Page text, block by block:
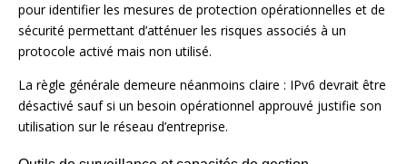
pour identifier les mesures de protection opérationnelles et de
sécurité permettant d’atténuer les risques associés à un
protocole activé mais non utilisé.
La règle générale demeure néanmoins claire : IPv6 devrait être
désactivé sauf si un besoin opérationnel approuvé justifie son
utilisation sur le réseau d’entreprise.